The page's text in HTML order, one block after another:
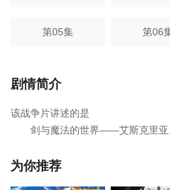
第05集 第06
剧情简介
该战争片讲述的是
剑与魔法的世界——艾斯克里亚
人、猎人、咒术师、国王、贤者、
为你推荐